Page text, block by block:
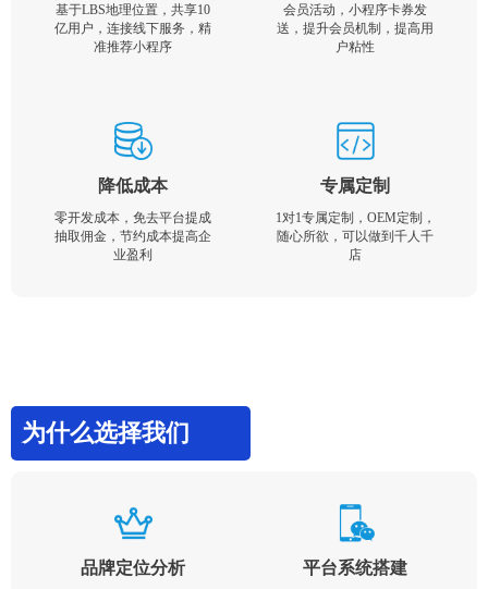
基于LBS地理位置，共享10
亿用户，连接线下服务，精
准推荐小程序
会员活动，小程序卡券发
送，提升会员机制，提高用
户粘性
降低成本
零开发成本，免去平台提成
抽取佣金，节约成本提高企
业盈利
专属定制
1对1专属定制，OEM定制，
随心所欲，可以做到千人千
店
为什么选择我们
品牌定位分析 平台系统搭建